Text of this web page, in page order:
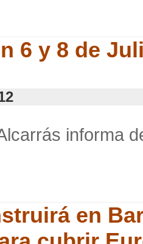
6 y 8 de
informa
en